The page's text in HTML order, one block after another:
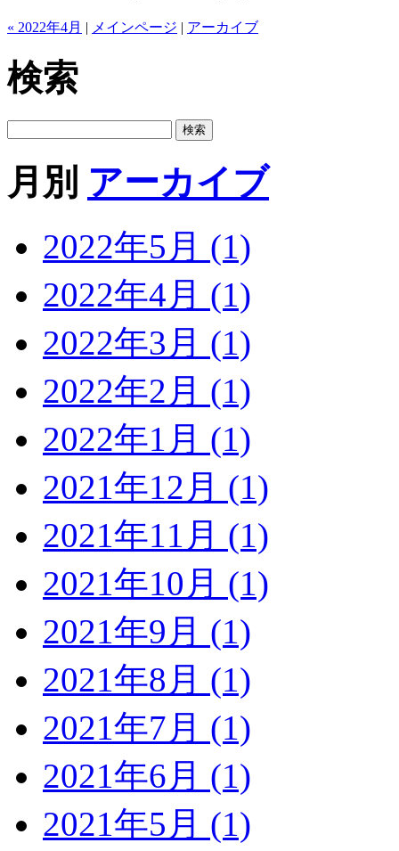
« 2022年4月 | メインページ | アーカイブ
検索
月別 アーカイブ
2022年5月 (1)
2022年4月 (1)
2022年3月 (1)
2022年2月 (1)
2022年1月 (1)
2021年12月 (1)
2021年11月 (1)
2021年10月 (1)
2021年9月 (1)
2021年8月 (1)
2021年7月 (1)
2021年6月 (1)
2021年5月 (1)